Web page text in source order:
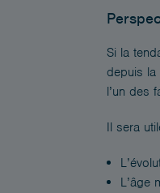
Si la
depuis
l’un des
Il sera
L’âge